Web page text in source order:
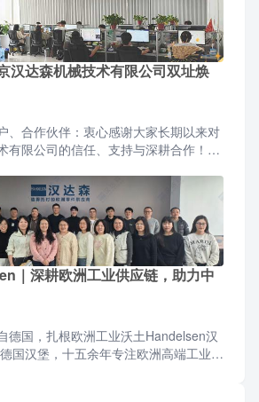
汉达森机械技术有限公司双址焕
、合作伙伴：衷心感谢大家长期以来对
有限公司的信任、支持与深耕合作！伴
｜深耕欧洲工业供应链，助力中
德国，扎根欧洲工业沃土Handelsen汉
国汉堡，十五余年专注欧洲高端工业零